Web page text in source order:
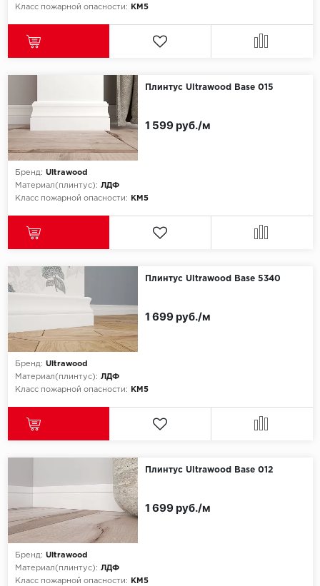
Класс пожарной опасности:
КМ5
Плинтус Ultrawood Base 015
Бренд: Ultrawood
Материал(плинтус): ЛДФ
Класс пожарной опасности:
КМ5
1 599 руб./м
Плинтус Ultrawood Base 5340
Бренд: Ultrawood
Материал(плинтус): ЛДФ
Класс пожарной опасности:
КМ5
1 699 руб./м
Плинтус Ultrawood Base 012
Бренд: Ultrawood
Материал(плинтус): ЛДФ
Класс пожарной опасности:
КМ5
1 699 руб./м